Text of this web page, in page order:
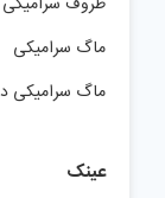
ماگ سرامیکی
ماگ سرامیکی
عینک